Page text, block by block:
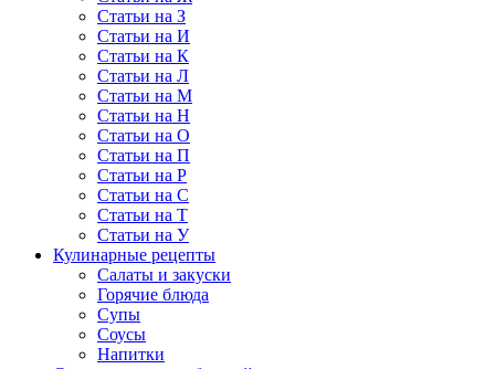
Статьи на З
Статьи на И
Статьи на К
Статьи на Л
Статьи на М
Статьи на Н
Статьи на О
Статьи на П
Статьи на Р
Статьи на С
Статьи на Т
Статьи на У
Кулинарные рецепты
Салаты и закуски
Горячие блюда
Супы
Соусы
Напитки